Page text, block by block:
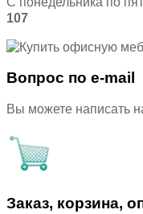
107
Вопрос по e-mail
Вы можете написать
Заказ, корзина,